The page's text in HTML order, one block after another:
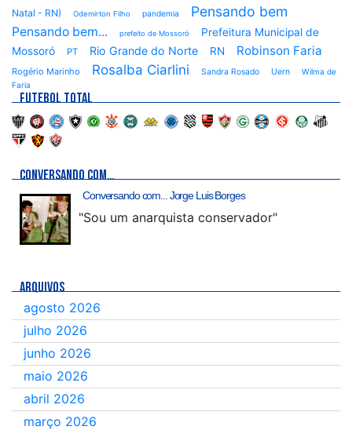
Natal - RN) Odemirton Filho pandemia Pensando bem
Pensando bem... prefeito de Mossoró
Prefeitura Municipal de
Mossoró
PT Rio Grande do Norte RN Robinson Faria
Rogério Marinho Rosalba Ciarlini Sandra Rosado Uern
Wilma de
Faria
FUTEBOL TOTAL
CONVERSANDO COM…
Conversando com... Jorge Luis Borges
"Sou um anarquista conservador"
ARQUIVOS
agosto 2026
julho 2026
junho 2026
maio 2026
abril 2026
março 2026